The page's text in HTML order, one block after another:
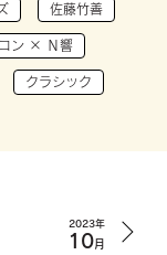
佐藤竹善
ン × Ｎ響
クラシック
2023年
10月